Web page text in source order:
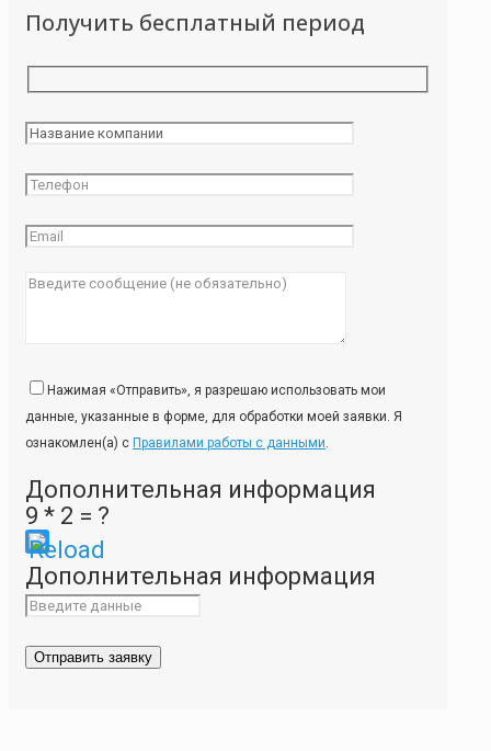
Получить бесплатный период
Нажимая «Отправить», я разрешаю использовать мои
данные, указанные в форме, для обработки моей заявки. Я
ознакомлен(а) с Правилами работы с данными.
Дополнительная информация
9 * 2 = ?
Please
enter
characters
Дополнительная информация